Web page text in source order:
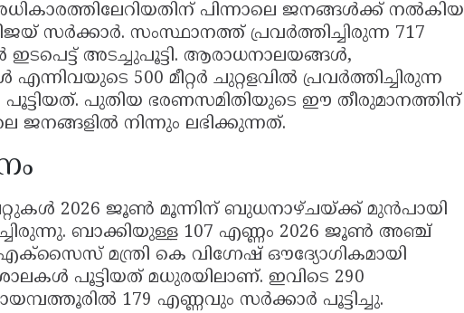
പിന്നാലെ ജനങ്ങൾക്ക് നൽകിയ
വിജയ് സർക്കാർ. സംസ്ഥാനത്ത് പ്രവർത്തിച്ചിരുന്ന 717
അടച്ചുപൂട്ടി. ആരാധനാലയങ്ങൾ,
500 മീറ്റർ ചുറ്റളവിൽ പ്രവർത്തിച്ചിരുന്ന
പുതിയ ഭരണസമിതിയുടെ ഈ തീരുമാനത്തിന്
ജനങ്ങളിൽ നിന്നും ലഭിക്കുന്നത്.
2026 ജൂൺ മൂന്നിന് ബുധനാഴ്ചയ്ക്ക് മുൻപായി
ബാക്കിയുള്ള 107 എണ്ണം 2026 ജൂൺ അഞ്ച്
മന്ത്രി കെ വിഗ്നേഷ് ഔദ്യോഗികമായി
പൂട്ടിയത് മധുരയിലാണ്. ഇവിടെ 290
179 എണ്ണവും സർക്കാർ പൂട്ടിച്ചു.